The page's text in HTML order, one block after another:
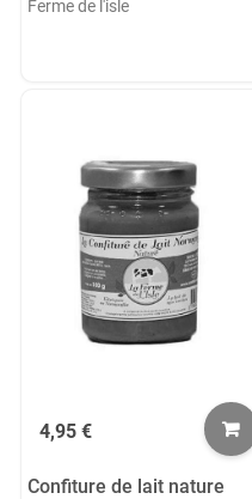
Ferme de l'isle
4,95 €
Confiture de lait nature